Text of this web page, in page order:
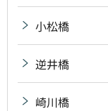
小松橋
逆井橋
崎川橋